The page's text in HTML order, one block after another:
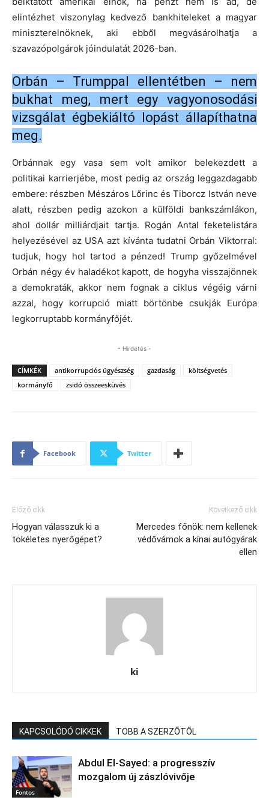
elintézhet viszonylag kedvező bankhiteleket a magyar
miniszterelnöknek, aki ebből megvásárolhatja a
szavazópolgárok jóindulatát 2026-ban.
Orbán – Trumppal ellentétben – nem
bukhat meg, mert egy vagyonosodási
vizsgálat égbekiáltó lopást állapíthatna
meg.
Orbánnak egy vasa sem volt amikor belekezdett a
politikai karrierjébe, most pedig az ország leggazdagabb
embere: részben Mészáros Lőrinc és Tiborcz István neve
alatt, részben pedig azokon a külföldi bankszámlákon,
ahol dollár milliárdjait tartja. Rogán Antal feketelistára
helyezésével az USA azt kívánta tudatni Orbán Viktorral:
tudjuk, hogy hol tartod a pénzed! Trump győzelmével
Orbán négy év haladékot kapott, de hogyha visszajönnek
a demokraták, akkor nem fognak a ciklus végéig várni
azzal, hogy korrupció miatt börtönbe csukják Európa
legkorruptabb kormányfőjét.
- Hirdetés -
CÍMKÉK antikorrupciós ügyészség gazdaság
költségvetés
kormányfő
zsidó összeesküvés
Facebook Twitter
Előző cikk
Hogyan válasszuk ki a
tökéletes nyerőgépet?
Következő cikk
Mercedes főnök: nem kellenek
védővámok a kínai autógyárak
ellen
ki
KAPCSOLÓDÓ CIKKEK TÖBB A SZERZŐTŐL
Fontos
Abdul El‑Sayed: a progresszív
mozgalom új zászlóvivője